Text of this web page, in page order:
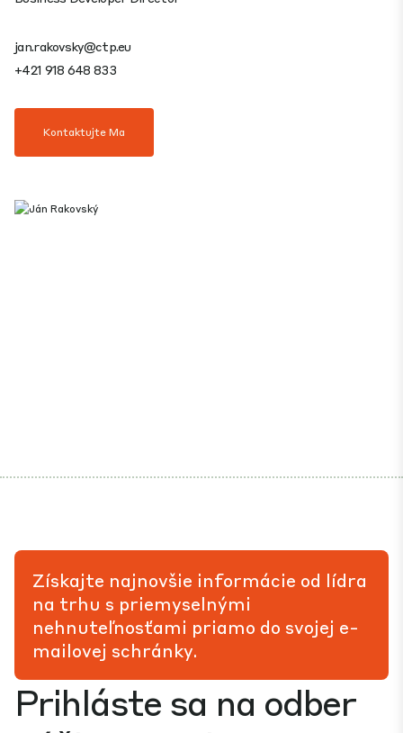
jan.rakovsky@ctp.eu
+421 918 648 833
Kontaktujte Ma
Prihláste sa na odber
Získajte najnovšie informácie od lídra
na trhu s priemyselnými
nehnuteľnosťami priamo do svojej e-
mailovej schránky.